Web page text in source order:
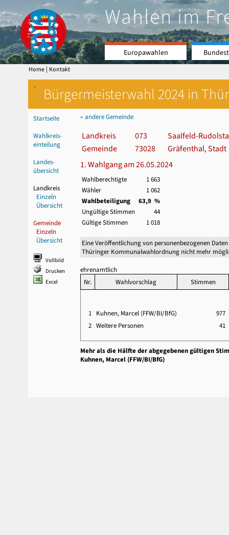
Wahlen im
Europawahlen
Home | Kontakt
Bürgermeisterwahl 2024 in
Startseite
Wahlkreis-
einteilung
Landes-
übersicht
Landkreis
Einzeln
Übersicht
Gemeinde
Einzeln
Übersicht
Vollbild
Drucken
Excel
« andere Gemeinde
Landkreis 073
Saalfeld-
Gemeinde
73028
Gräfenthal, Stadt
1. Wahlgang am 26.05.2024
Wahlberechtigte
1 663
Wähler
1 062
Wahlbeteiligung
63,9 %
Ungültige Stimmen
44
Gültige Stimmen
1 018
`
Eine Veröffentlichung von personenbezogenen
Thüringer Kommunalwahlordnung nicht mehr
ehrenamtlich
Nr.
Wahlvorschlag Stimmen
1 Kuhnen, Marcel (FFW/BI/BfG)
977
2 Weitere Personen 41
Mehr als die Hälfte der abgegebenen gültigen
Kuhnen, Marcel (FFW/BI/BfG)